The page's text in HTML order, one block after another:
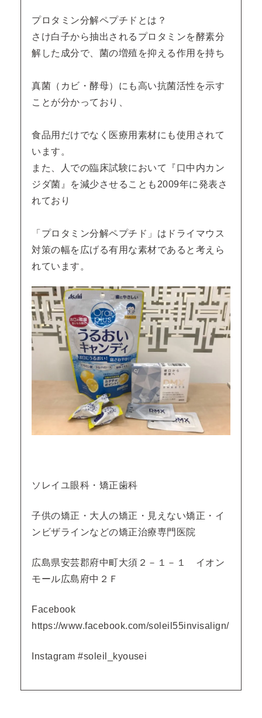
プロタミン分解ペプチドとは？
さけ白子から抽出されるプロタミンを酵素分
解した成分で、菌の増殖を抑える作用を持ち
真菌（カビ・酵母）にも高い抗菌活性を示す
ことが分かっており、
食品用だけでなく医療用素材にも使用されて
います。
また、人での臨床試験において『口中内カン
ジダ菌』を減少させることも2009年に発表さ
れており
「プロタミン分解ペプチド」はドライマウス
対策の幅を広げる有用な素材であると考えら
れています。
ソレイユ眼科・矯正歯科
子供の矯正・大人の矯正・見えない矯正・イ
ンビザラインなどの矯正治療専門医院
広島県安芸郡府中町大須２－１－１ イオン
モール広島府中２Ｆ
Facebook
https://www.facebook.com/soleil55invisalign/
Instagram #soleil_kyousei